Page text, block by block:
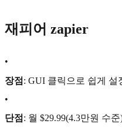
재피어 zapier
•
장점 : GUI 클릭으로 쉽게 설
•
단점 : 월 $29.99(4.3만원 수준